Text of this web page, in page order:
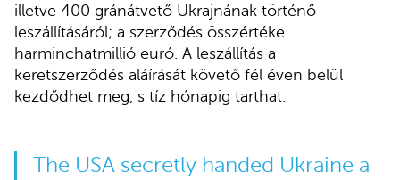
illetve 400 gránátvető Ukrajnának történő
leszállításáról; a szerződés összértéke
harminchatmillió euró. A leszállítás a
keretszerződés aláírását követő fél éven belül
kezdődhet meg, s tíz hónapig tarthat.
The USA secretly handed Ukraine a